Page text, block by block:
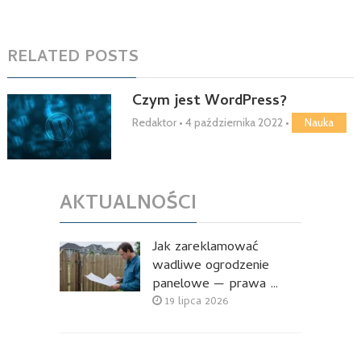
RELATED POSTS
Czym jest WordPress?
Redaktor • 4 października 2022• Nauka
AKTUALNOŚCI
Jak zareklamować
wadliwe ogrodzenie
panelowe — prawa …
19 lipca 2026